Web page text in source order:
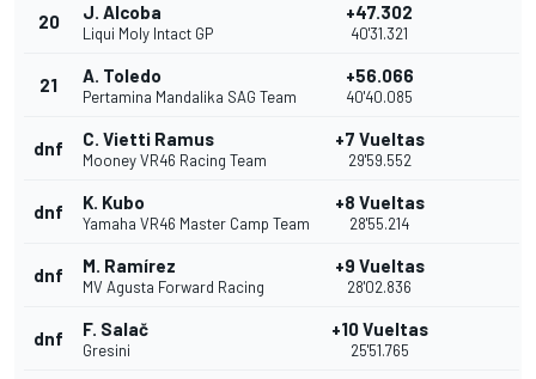
20 J. Alcoba
Liqui Moly Intact GP
+47.302
40'31.321
21 A. Toledo
Pertamina Mandalika SAG Team
+56.066
40'40.085
dnf C. Vietti Ramus
Mooney VR46 Racing Team
+7 Vueltas
29'59.552
dnf K. Kubo
Yamaha VR46 Master Camp Team
+8 Vueltas
28'55.214
dnf M. Ramírez
MV Agusta Forward Racing
+9 Vueltas
28'02.836
dnf F. Salač
Gresini
+10 Vueltas
25'51.765